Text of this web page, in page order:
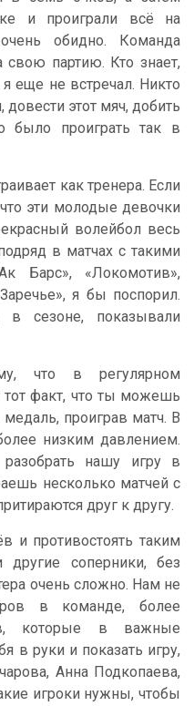
и проиграли всё на
обидно. Команда
свою партию. Кто знает,
еще не встречал. Никто
этот мяч, добить
было проиграть так в
как тренера. Если
эти молодые девочки
волейбол весь
в матчах с такими
Барс», «Локомотив»,
я бы поспорил.
сезоне, показывали
что в регулярном
тот факт, что ты можешь
проиграв матч. В
низким давлением.
нашу игру в
несколько матчей с
друг к другу.
и противостоять таким
соперники, без
очень сложно. Нам не
в команде, более
которые в важные
в руки и показать игру,
Анна Подкопаева,
игроки нужны, чтобы